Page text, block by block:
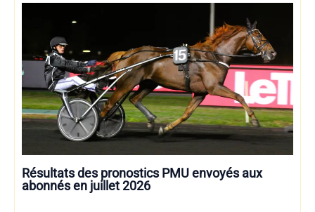
Résultats des pronostics PMU envoyés aux
abonnés en juillet 2026